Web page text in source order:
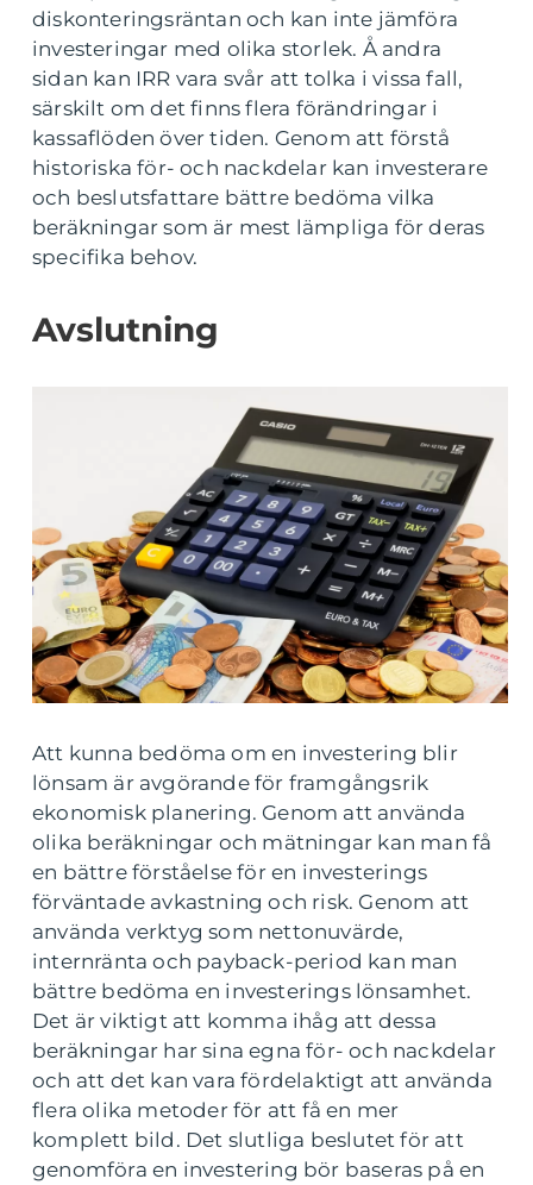
diskonteringsräntan och kan inte jämföra
investeringar med olika storlek. Å andra
sidan kan IRR vara svår att tolka i vissa fall,
särskilt om det finns flera förändringar i
kassaflöden över tiden. Genom att förstå
historiska för- och nackdelar kan investerare
och beslutsfattare bättre bedöma vilka
beräkningar som är mest lämpliga för deras
specifika behov.
Avslutning
Att kunna bedöma om en investering blir
lönsam är avgörande för framgångsrik
ekonomisk planering. Genom att använda
olika beräkningar och mätningar kan man få
en bättre förståelse för en investerings
förväntade avkastning och risk. Genom att
använda verktyg som nettonuvärde,
internränta och payback-period kan man
bättre bedöma en investerings lönsamhet.
Det är viktigt att komma ihåg att dessa
beräkningar har sina egna för- och nackdelar
och att det kan vara fördelaktigt att använda
flera olika metoder för att få en mer
komplett bild. Det slutliga beslutet för att
genomföra en investering bör baseras på en